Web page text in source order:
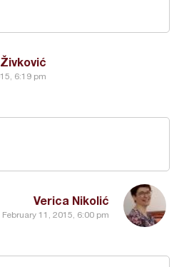
6:19 pm
Verica Nikolić
February 11, 2015, 6:00 pm